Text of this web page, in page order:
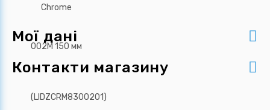
Мої дані
Контакти магазину